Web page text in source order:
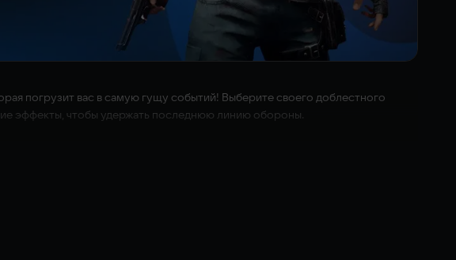
погрузит вас в самую гущу событий! Выберите своего доблестного
эффекты, чтобы удержать последнюю линию обороны.